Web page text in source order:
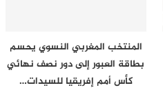
المنتخب المغربي النسوي يحسم
بطاقة العبور إلى دور نصف نهائي
كأس أمم إفريقيا للسيدات…